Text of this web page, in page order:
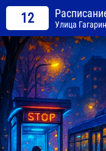
12 Улица